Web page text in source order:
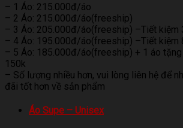
– 1 Áo: 215.000đ/áo
– 2 Áo: 215.000đ/áo(freeship)
– 3 Áo: 205.000đ/áo(freeship) –Tiết kiệm
– 4 Áo: 195.000đ/áo(freeship) –Tiết kiệm
– 5 Áo: 185.000đ/áo(freeship) + 1 áo
150k
– Số lượng nhiều hơn, vui lòng liên hệ để
đãi tốt hơn về sản phẩm
Áo Supe – Unisex